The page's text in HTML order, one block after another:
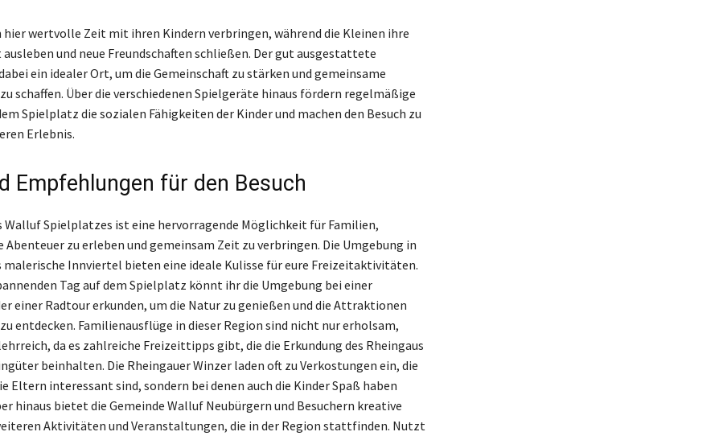
wertvolle Zeit mit ihren Kindern verbringen, während die Kleinen ihre
und neue Freundschaften schließen. Der gut ausgestattete
ein idealer Ort, um die Gemeinschaft zu stärken und gemeinsame
schaffen. Über die verschiedenen Spielgeräte hinaus fördern regelmäßige
Spielplatz die sozialen Fähigkeiten der Kinder und machen den Besuch zu
Erlebnis.
Empfehlungen für den Besuch
Walluf Spielplatzes ist eine hervorragende Möglichkeit für Familien,
Abenteuer zu erleben und gemeinsam Zeit zu verbringen. Die Umgebung in
malerische Innviertel bieten eine ideale Kulisse für eure Freizeitaktivitäten.
Tag auf dem Spielplatz könnt ihr die Umgebung bei einer
einer Radtour erkunden, um die Natur zu genießen und die Attraktionen
entdecken. Familienausflüge in dieser Region sind nicht nur erholsam,
da es zahlreiche Freizeittipps gibt, die die Erkundung des Rheingaus
beinhalten. Die Rheingauer Winzer laden oft zu Verkostungen ein, die
Eltern interessant sind, sondern bei denen auch die Kinder Spaß haben
hinaus bietet die Gemeinde Walluf Neubürgern und Besuchern kreative
Aktivitäten und Veranstaltungen, die in der Region stattfinden. Nutzt